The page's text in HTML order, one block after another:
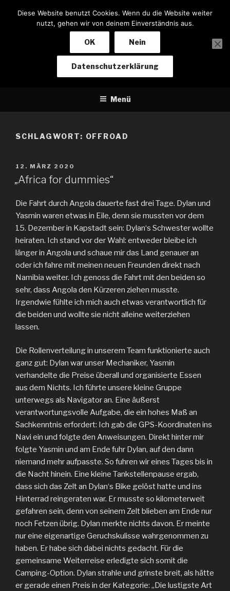
Inhalt
NOTIZEN EINES BIKERS
Menü
SCHLAGWORT: OFFROAD
VERÖFFENTLICHT
AM
12. MÄRZ 2020
„Africa for dummies“
Die Fahrt durch Angola dauerte fast drei Tage. Dylan und
Yasmin waren etwas in Eile, denn sie mussten vor dem
15. Dezember in Kapstadt sein: Dylan‘s Schwester wollte
heiraten. Ich stand vor der Wahl: entweder bleibe ich
länger in Angola und schaue mir das Land genauer an
oder ich fahre mit meinen neuen Freunden direkt nach
Namibia weiter. Ich genoss die Fahrt mit den beiden so
sehr, dass Angola den Kürzeren ziehen musste.
Irgendwie fühlte ich mich auch etwas verantwortlich für
die beiden und wollte sie nicht alleine weiterziehen
lassen.
Die Rollenverteilung in unserem Team funktionierte auch
ganz gut: Dylan war unser Mechaniker, Yasmin
verhandelte die Preise überall und organisierte Essen
aus dem Nichts. Ich führte unsere kleine Gruppe
unterwegs als Navigator an. Eine äußerst
verantwortungsvolle Aufgabe, die ein hohes Maß an
Sachkenntnis erfordert: Ich gab die GPS-Koordinaten ins
Navi ein und folgte den Anweisungen. Direkt hinter mir
folgte Yasmin und am Ende fuhr Dylan, auf den dann
niemand mehr aufpasste. So fuhren wir eines Tages bis in
die Nacht hinein. Eine kleine Tankstellenpause ergab,
dass sich das Zelt an Dylan‘s Bike gelöst hatte und ins
Hinterrad reingeraten war. Er musste so kilometerweit
gefahren sein, denn von seinem Zelt blieben am Ende nur
noch Fetzen übrig. Dylan merkte nichts davon. Er meinte
nur eine eigenartige Geruchskulisse wahrgenommen zu
haben. Er habe sich dabei nichts gedacht. Für die
gemeinsame Weiterreise erledigte sich somit die
Camping-Option. Dylan strahle und grinste breit, als hätte
er gerade einen Preis in der Kategorie: „Die lustigste Art
Diese Website benutzt Cookies. Wenn du die Website weiter
nutzt, gehen wir von deinem Einverständnis aus.
OK Nein
Datenschutzerklärung